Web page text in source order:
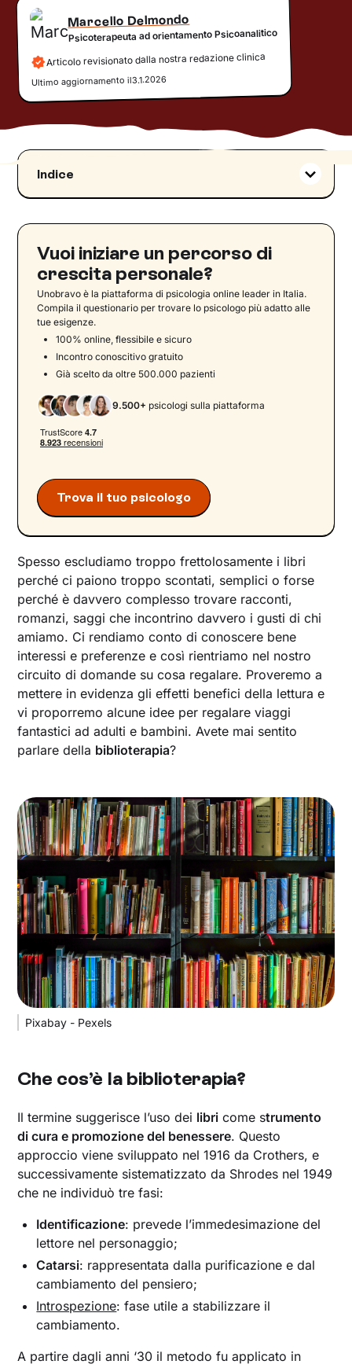
Marcello Delmondo
Psicoterapeuta ad orientamento Psicoanalitico
Articolo revisionato dalla nostra redazione clinica
Ultimo aggiornamento il3.1.2026
Indice
Che cos’è la biblioterapia?
I diversi tipi di Biblioterapia
L’applicazione nelle biblioteche
Un libro in regalo
Libri per bambini e ragazzi
Alcuni grandi classici per bambini e non
solo…
Novità 2025 per un profumo di carta appena
stampata
Vuoi iniziare un percorso di
crescita personale?
Unobravo è la piattaforma di psicologia online leader in Italia.
Compila il questionario per trovare lo psicologo più adatto alle
tue esigenze.
Trova il tuo psicologo
100% online, flessibile e sicuro
Incontro conoscitivo gratuito
Già scelto da oltre 500.000 pazienti
9.500+ psicologi sulla piattaforma
Spesso escludiamo troppo frettolosamente i libri
perché ci paiono troppo scontati, semplici o forse
perché è davvero complesso trovare racconti,
romanzi, saggi che incontrino davvero i gusti di chi
amiamo. Ci rendiamo conto di conoscere bene
interessi e preferenze e così rientriamo nel nostro
circuito di domande su cosa regalare. Proveremo a
mettere in evidenza gli effetti benefici della lettura e
vi proporremo alcune idee per regalare viaggi
fantastici ad adulti e bambini. Avete mai sentito
parlare della biblioterapia?
Pixabay - Pexels
Che cos’è la biblioterapia?
Il termine suggerisce l’uso dei libri come strumento
di cura e promozione del benessere. Questo
approccio viene sviluppato nel 1916 da Crothers, e
successivamente sistematizzato da Shrodes nel 1949
che ne individuò tre fasi:
Identificazione: prevede l’immedesimazione del
lettore nel personaggio;
Catarsi: rappresentata dalla purificazione e dal
cambiamento del pensiero;
Introspezione: fase utile a stabilizzare il
cambiamento.
A partire dagli anni ‘30 il metodo fu applicato in